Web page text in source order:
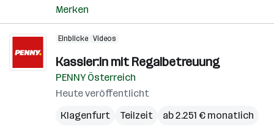
Merken
Einblicke Videos
Kassier:in mit Regalbetreuung
PENNY Österreich
Heute veröffentlicht
Klagenfurt
Teilzeit ab 2.251 € monatlich